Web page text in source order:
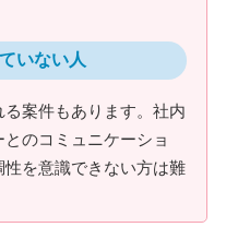
いない人
案件もあります。社内
のコミュニケーショ
を意識できない方は難